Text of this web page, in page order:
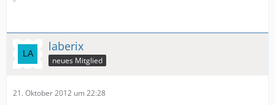
laberix
neues Mitglied
21. Oktober 2012 um 22:28